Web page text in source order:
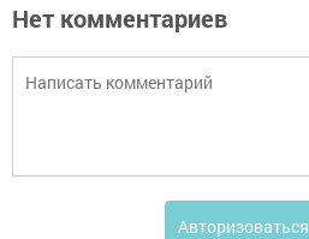
Нет комментариев
Авторизоваться